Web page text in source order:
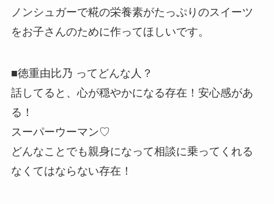
ノンシュガーで糀の栄養素がたっぷりのスイーツ
をお子さんのために作ってほしいです。
■徳重由比乃 ってどんな人？
話してると、心が穏やかになる存在！安心感があ
る！
スーパーウーマン♡
どんなことでも親身になって相談に乗ってくれる
なくてはならない存在！